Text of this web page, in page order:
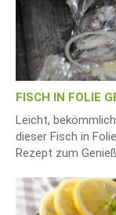
FISCH IN FOLIE
Leicht,
dieser Fisch in
Rezept zum